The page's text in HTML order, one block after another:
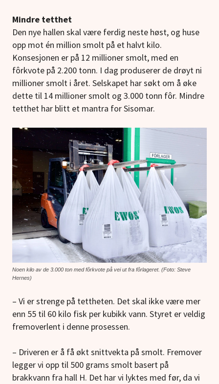
Mindre tetthet
Den nye hallen skal være ferdig neste høst, og huse
opp mot én million smolt på et halvt kilo.
Konsesjonen er på 12 millioner smolt, med en
fôrkvote på 2.200 tonn. I dag produserer de drøyt ni
millioner smolt i året. Selskapet har søkt om å øke
dette til 14 millioner smolt og 3.000 tonn fôr. Mindre
tetthet har blitt et mantra for Sisomar.
Noen kilo av de 3.000 ton med fôrkvote på vei ut fra fôrlageret. (Foto: Steve
Hernes)
– Vi er strenge på tettheten. Det skal ikke være mer
enn 55 til 60 kilo fisk per kubikk vann. Styret er veldig
fremoverlent i denne prosessen.
– Driveren er å få økt snittvekta på smolt. Fremover
legger vi opp til 500 grams smolt basert på
brakkvann fra hall H. Det har vi lyktes med før, da vi